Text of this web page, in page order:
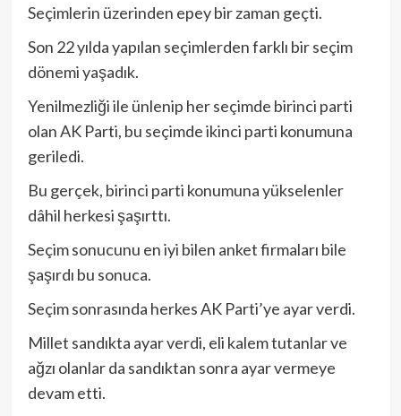
Seçimlerin üzerinden epey bir zaman geçti.
Son 22 yılda yapılan seçimlerden farklı bir seçim
dönemi yaşadık.
Yenilmezliği ile ünlenip her seçimde birinci parti
olan AK Parti, bu seçimde ikinci parti konumuna
geriledi.
Bu gerçek, birinci parti konumuna yükselenler
dâhil herkesi şaşırttı.
Seçim sonucunu en iyi bilen anket firmaları bile
şaşırdı bu sonuca.
Seçim sonrasında herkes AK Parti’ye ayar verdi.
Millet sandıkta ayar verdi, eli kalem tutanlar ve
ağzı olanlar da sandıktan sonra ayar vermeye
devam etti.